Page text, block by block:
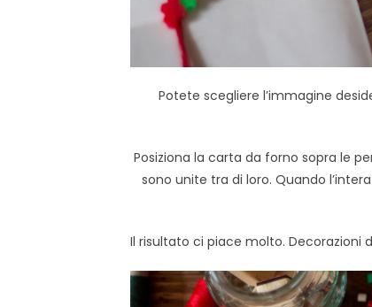
Potete scegliere l’immagine
Posiziona la carta da forno sopra le
sono unite tra di loro. Quando
Il risultato ci piace molto. Decorazioni